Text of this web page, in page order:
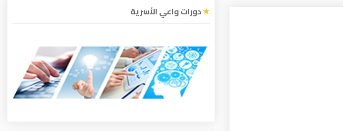
دورات واعي الأسرية